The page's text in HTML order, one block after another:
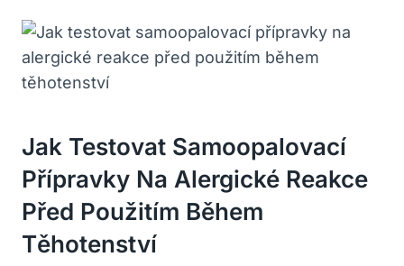
Jak Testovat Samoopalovací
Přípravky Na Alergické Reakce
Před Použitím Během
Těhotenství